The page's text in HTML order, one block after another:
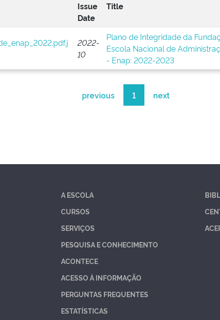
Issue
Date
Title
2022-
10
Plano de Integridade da
Escola Nacional de
- Enap: 2022-2023
previous 1 next
A ESCOLA
CURSOS
SERVIÇOS
PESQUISA E CONHECIMENTO
ACONTECE
ACESSO À INFORMAÇÃO
PERGUNTAS FREQUENTES
ESTATÍSTICAS